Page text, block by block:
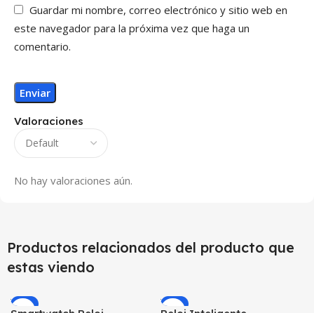
Valoraciones
No hay valoraciones aún.
Guardar mi nombre, correo electrónico y sitio web en
este navegador para la próxima vez que haga un
comentario.
Productos relacionados del producto que
estas viendo
-9% -5%